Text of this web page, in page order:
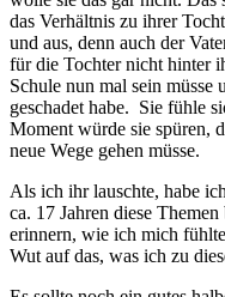
das Verhältnis zu ihrer
und aus, denn auch der
für die Tochter nicht hinter
Schule nun mal sein
geschadet habe. Sie fühle
Moment würde sie spüren,
neue Wege gehen müsse.
Als ich ihr lauschte, habe
ca. 17 Jahren diese
erinnern, wie ich mich
Wut auf das, was ich zu